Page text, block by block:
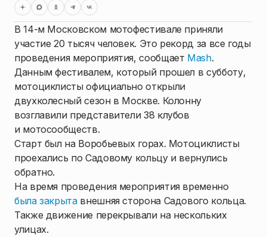
В 14-м Московском мотофестивале приняли
участие 20 тысяч человек. Это рекорд за все годы
проведения мероприятия, сообщает Mash.
Данным фестивалем, который прошел в субботу,
мотоциклисты официально открыли
двухколесный сезон в Москве. Колонну
возглавили представители 38 клубов
и мотосообществ.
Старт был на Воробьевых горах. Мотоциклисты
проехались по Садовому кольцу и вернулись
обратно.
На время проведения мероприятия временно
была закрыта внешняя сторона Садового кольца.
Также движение перекрывали на нескольких
улицах.